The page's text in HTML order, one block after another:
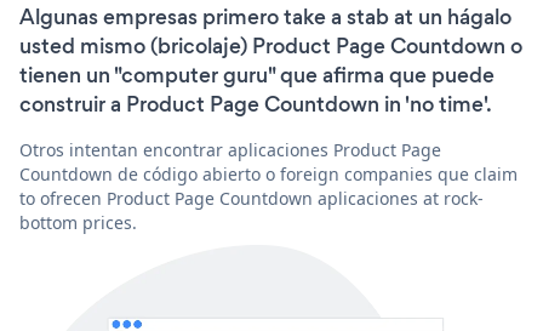
Algunas empresas primero take a stab at un hágalo
usted mismo (bricolaje) Product Page Countdown o
tienen un "computer guru" que afirma que puede
construir a Product Page Countdown in 'no time'.
Otros intentan encontrar aplicaciones Product Page
Countdown de código abierto o foreign companies que claim
to ofrecen Product Page Countdown aplicaciones at rock-
bottom prices.